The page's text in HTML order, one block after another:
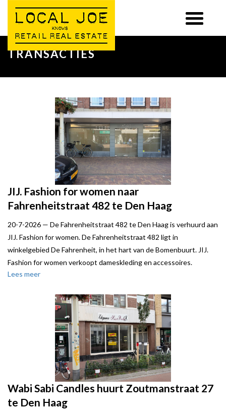
TRANSACTIES
JIJ. Fashion for women naar
Fahrenheitstraat 482 te Den Haag
20-7-2026 — De Fahrenheitstraat 482 te Den Haag is verhuurd aan
JIJ. Fashion for women. De Fahrenheitstraat 482 ligt in
winkelgebied De Fahrenheit, in het hart van de Bomenbuurt. JIJ.
Fashion for women verkoopt dameskleding en accessoires.
Lees meer
Wabi Sabi Candles huurt Zoutmanstraat 27
te Den Haag